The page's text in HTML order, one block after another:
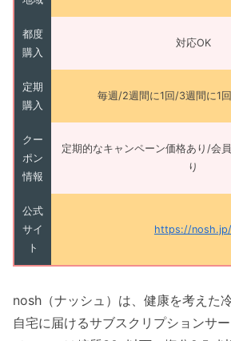
都度
購入
対応OK
定期
購入
毎週/2週間に1回/3週間に1
クー
ポン
情報
定期的なキャンペーン価格あり/会
り
公式
サイ
ト
https://nosh.jp/
nosh（ナッシュ）は、健康を考えた
自宅に届けるサブスクリプションサ